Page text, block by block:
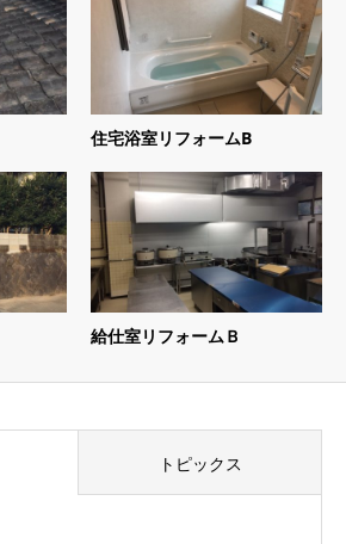
住宅浴室リフォームB
給仕室リフォームＢ
トピックス